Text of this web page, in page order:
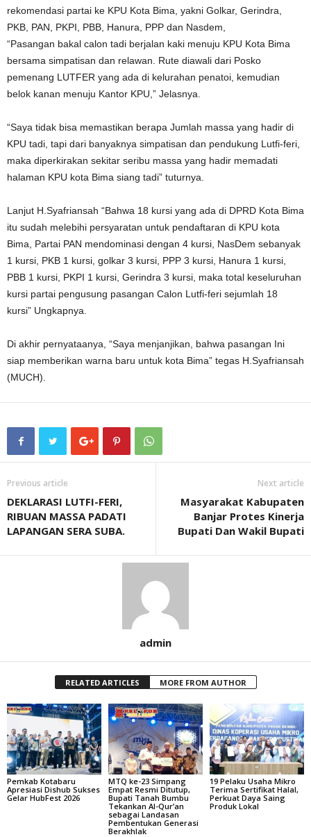
rekomendasi partai ke KPU Kota Bima, yakni Golkar, Gerindra,
PKB, PAN, PKPI, PBB, Hanura, PPP dan Nasdem,
“Pasangan bakal calon tadi berjalan kaki menuju KPU Kota Bima
bersama simpatisan dan relawan. Rute diawali dari Posko
pemenang LUTFER yang ada di kelurahan penatoi, kemudian
belok kanan menuju Kantor KPU,” Jelasnya.
“Saya tidak bisa memastikan berapa Jumlah massa yang hadir di
KPU tadi, tapi dari banyaknya simpatisan dan pendukung Lutfi-feri,
maka diperkirakan sekitar seribu massa yang hadir memadati
halaman KPU kota Bima siang tadi” tuturnya.
Lanjut H.Syafriansah “Bahwa 18 kursi yang ada di DPRD Kota Bima
itu sudah melebihi persyaratan untuk pendaftaran di KPU kota
Bima, Partai PAN mendominasi dengan 4 kursi, NasDem sebanyak
1 kursi, PKB 1 kursi, golkar 3 kursi, PPP 3 kursi, Hanura 1 kursi,
PBB 1 kursi, PKPI 1 kursi, Gerindra 3 kursi, maka total keseluruhan
kursi partai pengusung pasangan Calon Lutfi-feri sejumlah 18
kursi” Ungkapnya.
Di akhir pernyataanya, “Saya menjanjikan, bahwa pasangan Ini
siap memberikan warna baru untuk kota Bima” tegas H.Syafriansah
(MUCH).
Previous article
DEKLARASI LUTFI-FERI,
RIBUAN MASSA PADATI
LAPANGAN SERA SUBA.
Next article
Masyarakat Kabupaten
Banjar Protes Kinerja
Bupati Dan Wakil Bupati
admin
RELATED ARTICLES MORE FROM AUTHOR
Pemkab Kotabaru
Apresiasi Dishub Sukses
Gelar HubFest 2026
MTQ ke-23 Simpang
Empat Resmi Ditutup,
Bupati Tanah Bumbu
Tekankan Al-Qur’an
sebagai Landasan
Pembentukan Generasi
Berakhlak
19 Pelaku Usaha Mikro
Terima Sertifikat Halal,
Perkuat Daya Saing
Produk Lokal